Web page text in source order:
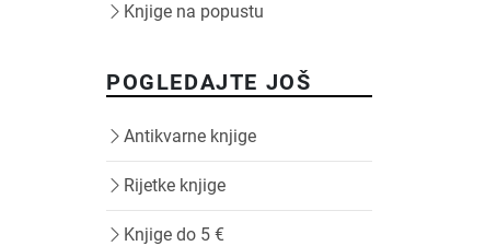
Knjige na popustu
POGLEDAJTE JOŠ
Antikvarne knjige
Rijetke knjige
Knjige do 5 €